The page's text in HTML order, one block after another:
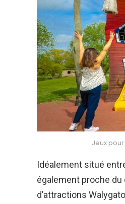
Jeux
Idéalement situé
également proche
d’attractions